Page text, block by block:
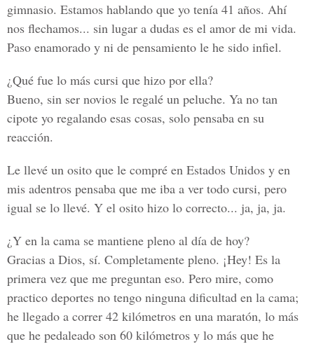
gimnasio. Estamos hablando que yo tenía 41 años. Ahí
nos flechamos... sin lugar a dudas es el amor de mi vida.
Paso enamorado y ni de pensamiento le he sido infiel.
¿Qué fue lo más cursi que hizo por ella?
Bueno, sin ser novios le regalé un peluche. Ya no tan
cipote yo regalando esas cosas, solo pensaba en su
reacción.
Le llevé un osito que le compré en Estados Unidos y en
mis adentros pensaba que me iba a ver todo cursi, pero
igual se lo llevé. Y el osito hizo lo correcto... ja, ja, ja.
¿Y en la cama se mantiene pleno al día de hoy?
Gracias a Dios, sí. Completamente pleno. ¡Hey! Es la
primera vez que me preguntan eso. Pero mire, como
practico deportes no tengo ninguna dificultad en la cama;
he llegado a correr 42 kilómetros en una maratón, lo más
que he pedaleado son 60 kilómetros y lo más que he